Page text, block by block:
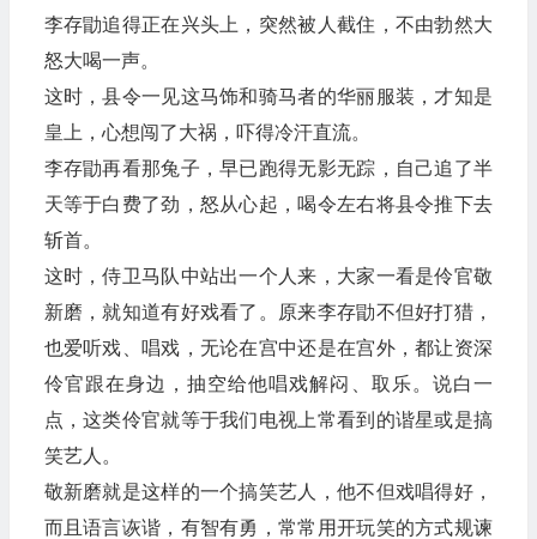
李存勖追得正在兴头上，突然被人截住，不由勃然大
怒大喝一声。
这时，县令一见这马饰和骑马者的华丽服装，才知是
皇上，心想闯了大祸，吓得冷汗直流。
李存勖再看那兔子，早已跑得无影无踪，自己追了半
天等于白费了劲，怒从心起，喝令左右将县令推下去
斩首。
这时，侍卫马队中站出一个人来，大家一看是伶官敬
新磨，就知道有好戏看了。原来李存勖不但好打猎，
也爱听戏、唱戏，无论在宫中还是在宫外，都让资深
伶官跟在身边，抽空给他唱戏解闷、取乐。说白一
点，这类伶官就等于我们电视上常看到的谐星或是搞
笑艺人。
敬新磨就是这样的一个搞笑艺人，他不但戏唱得好，
而且语言诙谐，有智有勇，常常用开玩笑的方式规谏